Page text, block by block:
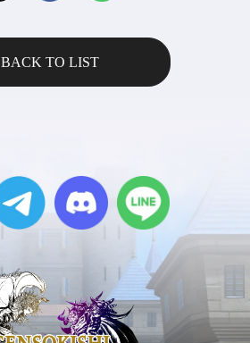
BACK TO LIST